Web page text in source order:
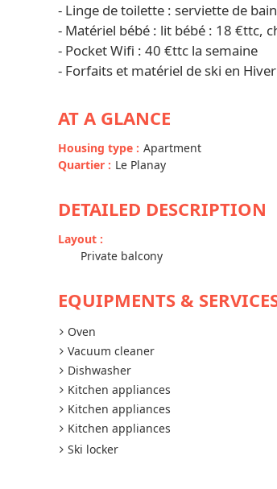
- Linge de toilette : serviette de
- Matériel bébé : lit bébé : 18 €ttc,
- Pocket Wifi : 40 €ttc la semaine
- Forfaits et matériel de ski en Hiver
AT A GLANCE
Housing type : Apartment
Quartier : Le Planay
DETAILED DESCRIPTION
Layout :
Private balcony
EQUIPMENTS &
Oven
Vacuum cleaner
Dishwasher
Kitchen appliances
Kitchen appliances
Kitchen appliances
Ski locker